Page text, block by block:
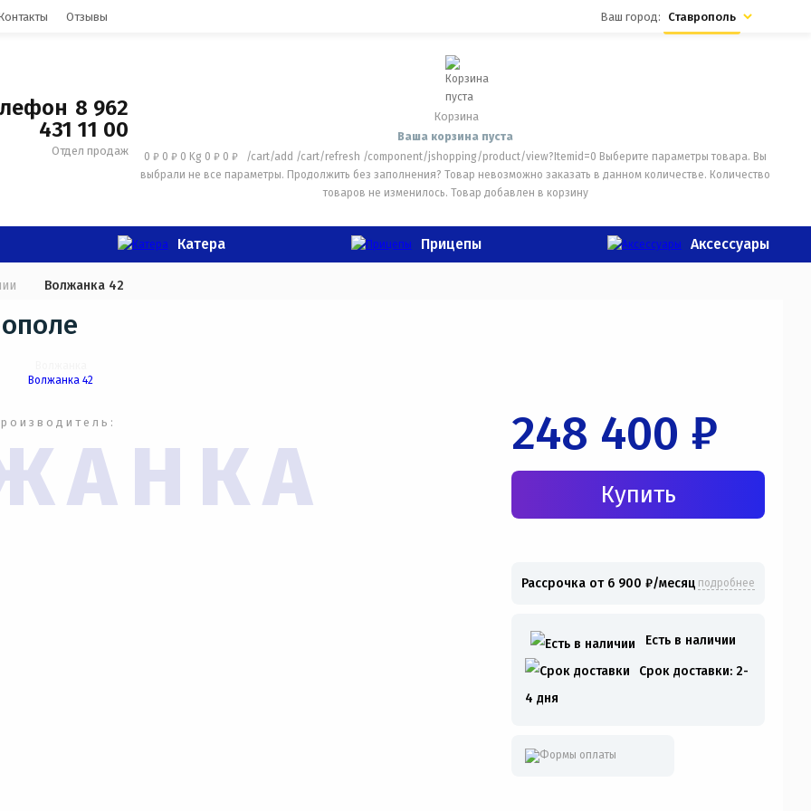
Отзывы Ваш город: Ставрополь
8 962
431 11 00
Отдел продаж
Корзина
Ваша корзина пуста
0 ₽ 0 ₽ 0 Kg 0 ₽ 0 ₽ /cart/add /cart/refresh /component/jshopping/product/view?Itemid=0 Выберите параметры товара. Вы
выбрали не все параметры. Продолжить без заполнения? Товар невозможно заказать в данном количестве. Количество
товаров не изменилось. Товар добавлен в корзину
Катера Прицепы Аксессуары
Волжанка 42
248 400 ₽
Рассрочка от 6 900 ₽/месяц подробнее
Есть в наличии
Срок доставки: 2-
4 дня